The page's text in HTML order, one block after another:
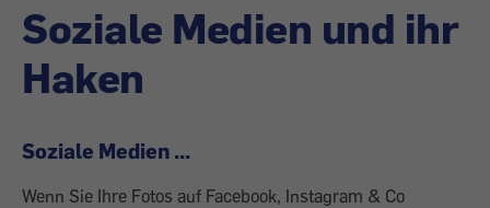
Soziale Medien und ihr
Haken
Soziale Medien ...
Wenn Sie Ihre Fotos auf Facebook, Instagram & Co